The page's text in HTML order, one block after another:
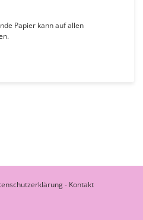
Papier kann auf allen
- Kontakt